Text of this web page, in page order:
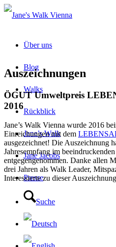
Über uns
Blog
Walks
Rückblick
Jane’s Walk
Jane Jacobs
Presse
Suche
Auszeichnungen
ÖGUT Umweltpreis
2016
Jane’s Walk Vienna wurde 2016
Einreichungen mit dem
ausgezeichnet! Die Auszeichnung
Jahresempfang im
entgegengenommen. Danke allen
drei Jahren als Walk Leader,
Interessierte zu dieser